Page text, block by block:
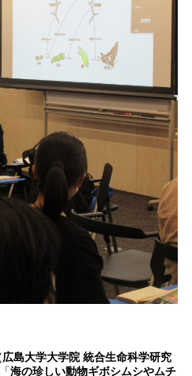
島大学大学院 統合生命科学研究
海の珍しい動物ギボシムシやムチ